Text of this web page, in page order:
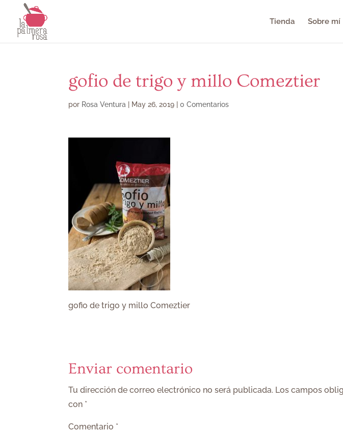
Tienda Sobre mí
gofio de trigo y millo Comeztier
por Rosa Ventura May 26, 2019 |0 Comentarios
gofio de trigo y millo Comeztier
Enviar comentario
Tu dirección de correo electrónico no será publicada. Los campos
con *
Comentario *